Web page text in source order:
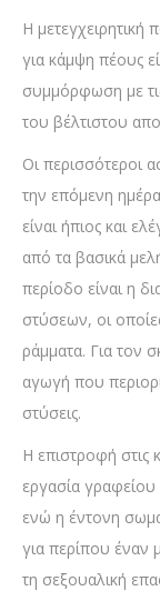
Η
για κάμψη πέους
συμμόρφωση με
του βέλτιστου
Οι περισσότεροι
την επόμενη
είναι ήπιος και
από τα βασικά
περίοδο είναι η
στύσεων, οι
ράμματα. Για τον
αγωγή που
στύσεις.
Η επιστροφή στις
εργασία
ενώ η έντονη
για περίπου έναν
τη σεξουαλική